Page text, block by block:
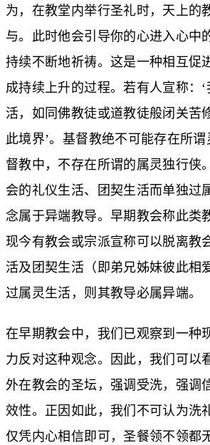
为，在教堂内举行圣礼时，天上的
与。此时他会引导你的心进入心中
持续不断地祈祷。这是一种相互促
成持续上升的过程。若有人宣称：
活，如同佛教徒或道教徒般闭关苦
此境界’。基督教绝不可能存在所
督教中，不存在所谓的属灵独行侠
会的礼仪生活、团契生活而单独过
念属于异端教导。早期教会称此类
现今有教会或宗派宣称可以脱离教
活及团契生活（即弟兄姊妹彼此相
过属灵生活，则其教导必属异端。
在早期教会中，我们已观察到一种
力反对这种观念。因此，我们可以
外在教会的圣坛，强调受洗，强调
效性。正因如此，我们不可认为洗
仅凭内心相信即可，圣餐领不领都